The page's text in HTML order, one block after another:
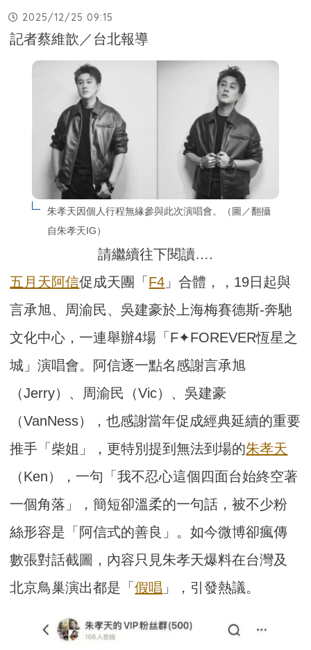
2025/12/25 09:15
記者蔡維歆／台北報導
朱孝天因個人行程無緣參與此次演唱會。（圖／翻攝
自朱孝天IG）
請繼續往下閱讀….
五月天阿信促成天團「 F4 」合體，，19日起與
言承旭、周渝民、吳建豪於上海梅賽德斯-奔馳
文化中心，一連舉辦4場「F✦FOREVER恆星之
城」演唱會。阿信逐一點名感謝言承旭
（Jerry）、周渝民（Vic）、吳建豪
（VanNess），也感謝當年促成經典延續的重要
推手「柴姐」，更特別提到無法到場的朱孝天
（Ken），一句「我不忍心這個四面台始終空著
一個角落」，簡短卻溫柔的一句話，被不少粉
絲形容是「阿信式的善良」。如今微博卻瘋傳
數張對話截圖，內容只見朱孝天爆料在台灣及
北京鳥巢演出都是「假唱 」，引發熱議。